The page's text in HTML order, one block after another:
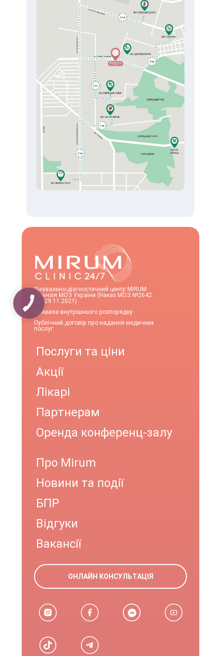
Лікувально-діагностичний центр MIRUM
Ліцензія МОЗ України (Наказ МОЗ №2642
від 29.11.2021)
Правила внутрішнього розпорядку
Публічний договір про надання медичних
послуг
Послуги та ціни
Акції
Лікарі
Партнерам
Оренда конференц-залу
Про Mirum
Новини та події
БПР
Відгуки
Вакансії
ОНЛАЙН КОНСУЛЬТАЦІЯ